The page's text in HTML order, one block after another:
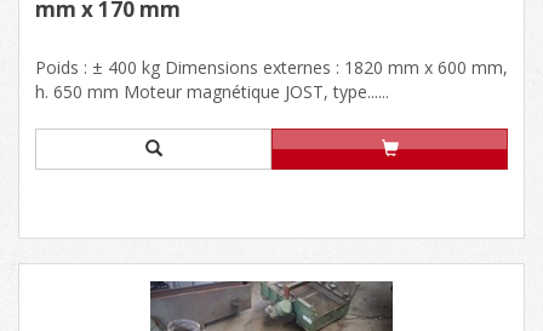
mm x 170 mm
Poids : ± 400 kg Dimensions externes : 1820 mm x 600 mm,
h. 650 mm Moteur magnétique JOST, type......